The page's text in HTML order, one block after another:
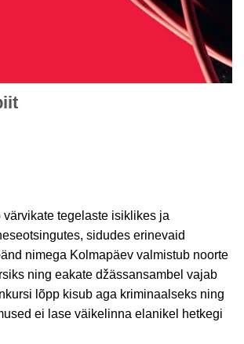
tegelaste isiklikes ja
sidudes erinevaid
nimega Kolmapäev valmistub noorte
ning eakate džässansambel vajab
lõpp kisub aga kriminaalseks ning
ei lase väikelinna elanikel hetkegi